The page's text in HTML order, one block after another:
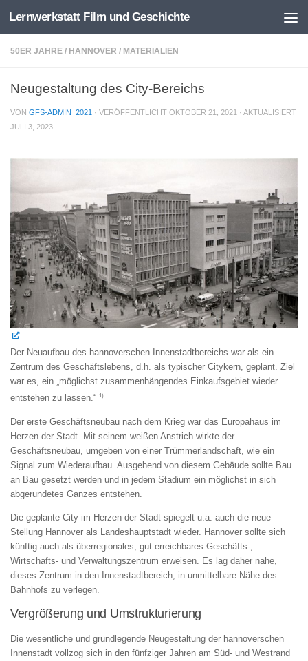
Zum Inhalt springen
Lernwerkstatt Film und Geschichte
50ER JAHRE / HANNOVER / MATERIALIEN
Neugestaltung des City-Bereichs
VON GFS-ADMIN_2021 · VERÖFFENTLICHT OKTOBER 21, 2021 · AKTUALISIERT
JULI 3, 2023
Der Neuaufbau des hannoverschen Innenstadtbereichs war als ein
Zentrum des Geschäftslebens, d.h. als typischer Citykern, geplant. Ziel
war es, ein „möglichst zusammenhängendes Einkaufsgebiet wieder
entstehen zu lassen.“ 1)
Der erste Geschäftsneubau nach dem Krieg war das Europahaus im
Herzen der Stadt. Mit seinem weißen Anstrich wirkte der
Geschäftsneubau, umgeben von einer Trümmerlandschaft, wie ein
Signal zum Wiederaufbau. Ausgehend von diesem Gebäude sollte Bau
an Bau gesetzt werden und in jedem Stadium ein möglichst in sich
abgerundetes Ganzes entstehen.
Die geplante City im Herzen der Stadt spiegelt u.a. auch die neue
Stellung Hannover als Landeshauptstadt wieder. Hannover sollte sich
künftig auch als überregionales, gut erreichbares Geschäfts-,
Wirtschafts- und Verwaltungszentrum erweisen. Es lag daher nahe,
dieses Zentrum in den Innenstadtbereich, in unmittelbare Nähe des
Bahnhofs zu verlegen.
Vergrößerung und Umstrukturierung
Die wesentliche und grundlegende Neugestaltung der hannoverschen
Innenstadt vollzog sich in den fünfziger Jahren am Süd- und Westrand